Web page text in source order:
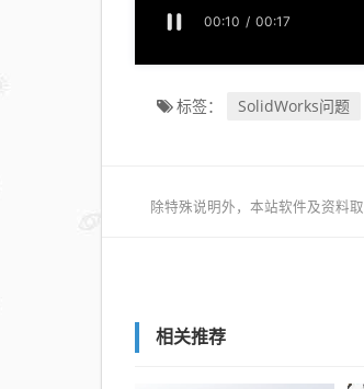
标签： SolidWorks问题
除特殊说明外，本站软件及资料
相关推荐